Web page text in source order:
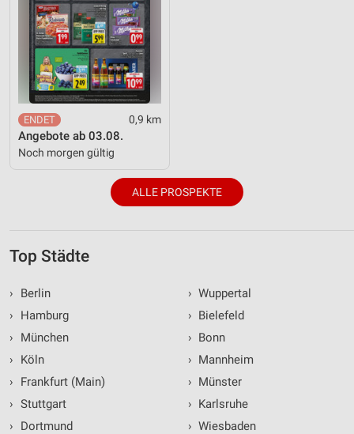
0,9 km
Angebote ab 03.08.
Noch morgen gültig
ALLE PROSPEKTE
Top Städte
›
Berlin
›
Hamburg
›
München
›
Köln
›
Frankfurt (Main)
› Stuttgart
›
Dortmund
› Wuppertal
› Bielefeld
› Bonn
› Mannheim
› Münster
› Karlsruhe
› Wiesbaden